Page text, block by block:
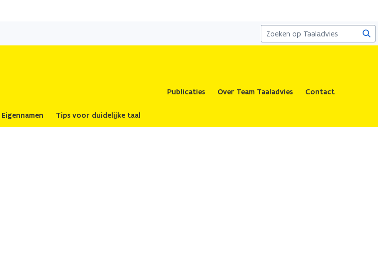
naar
Publicaties Over Team Taaladvies Contact
Eigennamen Tips voor duidelijke taal